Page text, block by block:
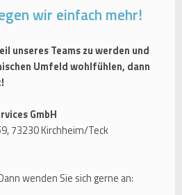
wir einfach mehr!
unseres Teams zu werden und
Umfeld wohlfühlen, dann
GmbH
73230 Kirchheim/Teck
wenden Sie sich gerne an: